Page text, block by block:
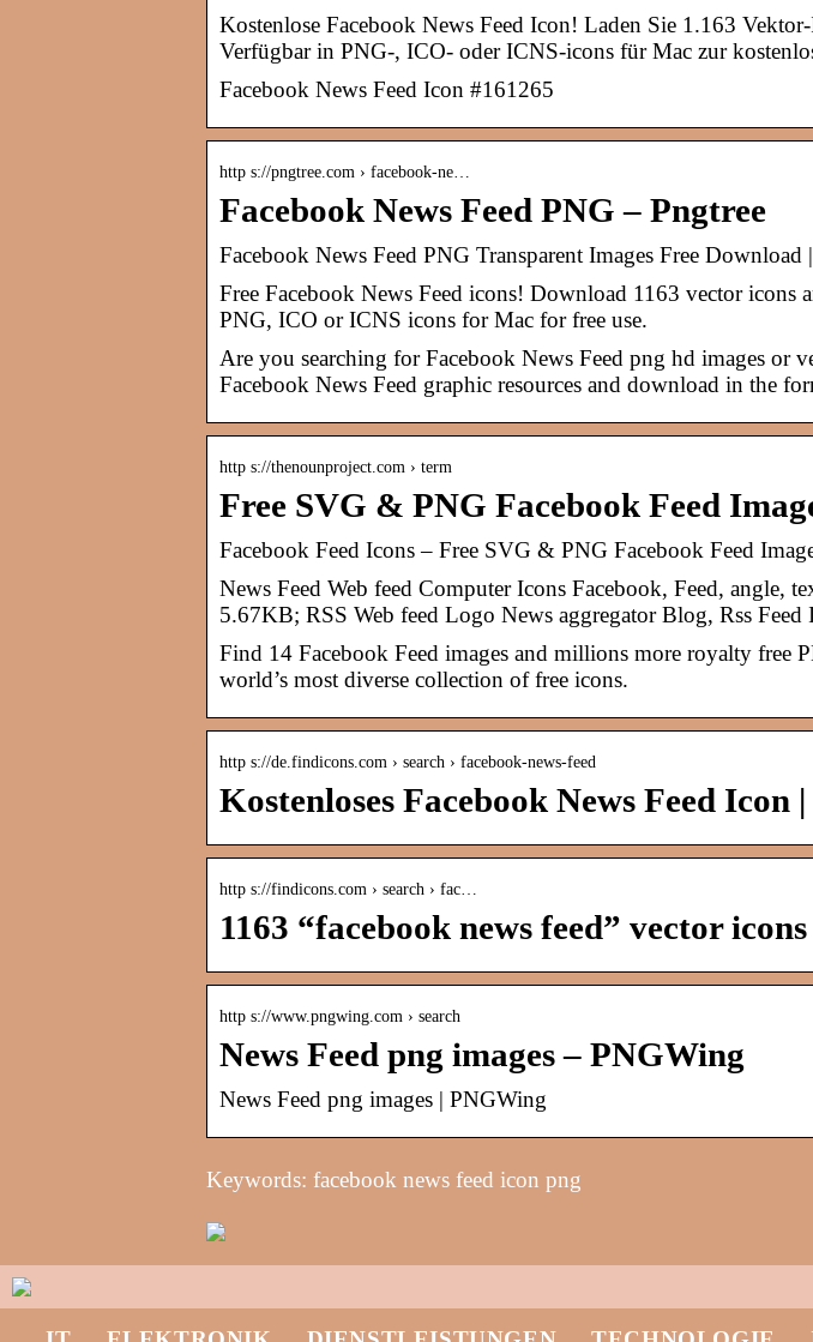
Kostenlose Facebook News Feed Icon! Laden Sie 1.163
Verfügbar in PNG-, ICO- oder ICNS-icons für Mac zur
Facebook News Feed Icon #161265
http s://pngtree.com › facebook-ne…
Facebook News Feed PNG – Pngtree
Facebook News Feed PNG Transparent Images Free Download
Free Facebook News Feed icons! Download 1163 vector icons
PNG, ICO or ICNS icons for Mac for free use.
Are you searching for Facebook News Feed png hd images or
Facebook News Feed graphic resources and download in the
http s://thenounproject.com › term
Free SVG & PNG Facebook Feed
Facebook Feed Icons – Free SVG & PNG Facebook Feed
News Feed Web feed Computer Icons Facebook, Feed, angle,
5.67KB; RSS Web feed Logo News aggregator Blog, Rss
Find 14 Facebook Feed images and millions more royalty free
world’s most diverse collection of free icons.
http s://de.findicons.com › search › facebook-news-feed
Kostenloses Facebook News Feed Icon |
http s://findicons.com › search › fac…
1163 “facebook news feed” vector icons
http s://www.pngwing.com › search
News Feed png images – PNGWing
News Feed png images | PNGWing
Keywords: facebook news feed icon png